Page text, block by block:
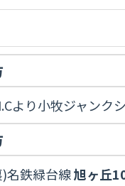
より小牧ジャンク
名鉄緑台線旭ヶ丘